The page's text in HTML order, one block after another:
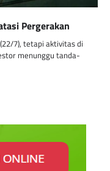
Pergerakan
7), tetapi aktivitas di
menunggu tanda-